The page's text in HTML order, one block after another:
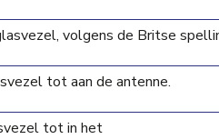
volgens de Britse
tot aan de antenne.
tot in het